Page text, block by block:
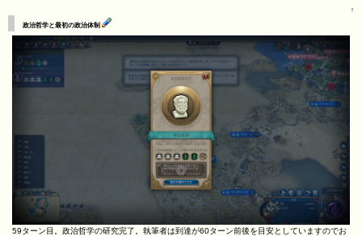
↑
政治哲学と最初の政治体制
59ターン目。政治哲学の研究完了。執筆者は到達が60ターン前後を目安としていますのでお